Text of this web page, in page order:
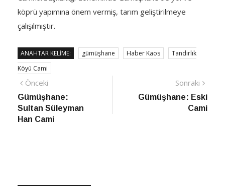
köprü yapımına önem vermiş, tarım geliştirilmeye
çalışılmıştır.
ANAHTAR KELIME: gümüşhane Haber Kaos
Tandırlık
Köyü Cami
Yazı
gezinmesi
Önceki
haber
Gümüşhane:
Sultan Süleyman
Han Cami
Sonraki
Gümüşhane: Eski
Cami